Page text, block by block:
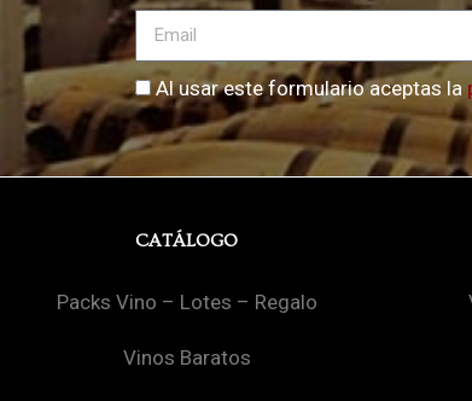
Al usar este formulario aceptas la
CATÁLOGO
Packs Vino – Lotes – Regalo
Vinos Baratos